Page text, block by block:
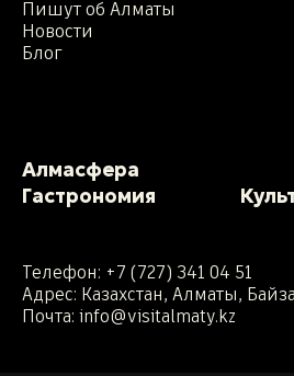
Пишут об Алматы
Новости
Блог
Алмасфера
Гастрономия
Телефон: +7 (727) 341 04 51
Адрес: Казахстан, Алматы,
Почта: info@visitalmaty.kz